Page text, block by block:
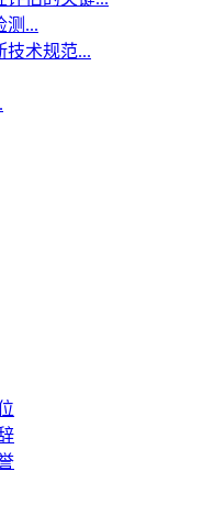
测...
技术规范...